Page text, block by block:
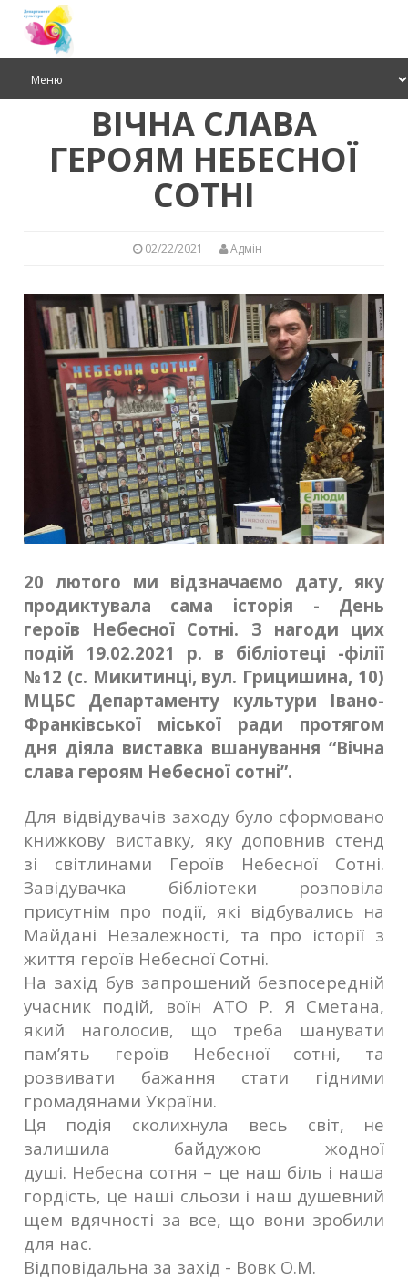
ВІЧНА СЛАВА
ГЕРОЯМ НЕБЕСНОЇ
СОТНІ
02/22/2021 Адмін
20 лютого ми відзначаємо дату, яку
продиктувала сама історія - День
героїв Небесної Сотні. З нагоди цих
подій 19.02.2021 р. в бібліотеці -філії
№12 (с. Микитинці, вул. Грицишина, 10)
МЦБС Департаменту культури Івано-
Франківської міської ради протягом
дня діяла виставка вшанування “Вічна
слава героям Небесної сотні”.
Для відвідувачів заходу було сформовано
книжкову виставку, яку доповнив стенд
зі світлинами Героїв Небесної Сотні.
Завідувачка бібліотеки розповіла
присутнім про події, які відбувались на
Майдані Незалежності, та про історії з
життя героїв Небесної Сотні.
На захід був запрошений безпосередній
учасник подій, воїн АТО Р. Я Сметана,
який наголосив, що треба шанувати
пам’ять героїв Небесної сотні, та
розвивати бажання стати гідними
громадянами України.
Ця подія сколихнула весь світ, не
залишила байдужою жодної
душі. Небесна сотня – це наш біль і наша
гордість, це наші сльози і наш душевний
щем вдячності за все, що вони зробили
для нас.
Відповідальна за захід - Вовк О.М.